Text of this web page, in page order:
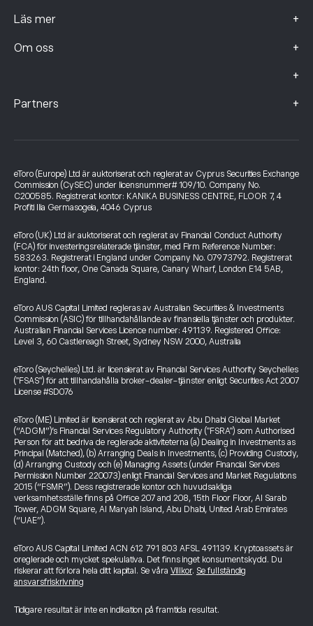
Läs mer +
Om oss +
+
Partners +
eToro (Europe) Ltd är auktoriserat och reglerat av Cyprus Securities Exchange
Commission (CySEC) under licensnummer# 109/10. Company No.
C200585. Registrerat kontor: KANIKA BUSINESS CENTRE, FLOOR 7, 4
Profiti Ilia Germasogeia, 4046 Cyprus
eToro (UK) Ltd är auktoriserat och reglerat av Financial Conduct Authority
(FCA) för investeringsrelaterade tjänster, med Firm Reference Number:
583263. Registrerat i England under Company No. 07973792. Registrerat
kontor: 24th floor, One Canada Square, Canary Wharf, London E14 5AB,
England.
eToro AUS Capital Limited regleras av Australian Securities & Investments
Commission (ASIC) för tillhandahållande av finansiella tjänster och produkter.
Australian Financial Services Licence number: 491139. Registered Office:
Level 3, 60 Castlereagh Street, Sydney NSW 2000, Australia
eToro (Seychelles) Ltd. är licensierat av Financial Services Authority Seychelles
("FSAS") för att tillhandahålla broker-dealer-tjänster enligt Securities Act 2007
License #SD076
eToro (ME) Limited är licensierat och reglerat av Abu Dhabi Global Market
(“ADGM”)’s Financial Services Regulatory Authority ("FSRA") som Authorised
Person för att bedriva de reglerade aktiviteterna (a) Dealing in Investments as
Principal (Matched), (b) Arranging Deals in Investments, (c) Providing Custody,
(d) Arranging Custody och (e) Managing Assets (under Financial Services
Permission Number 220073) enligt Financial Services and Market Regulations
2015 (“FSMR”). Dess registrerade kontor och huvudsakliga
verksamhetsställe finns på Office 207 and 208, 15th Floor Floor, Al Sarab
Tower, ADGM Square, Al Maryah Island, Abu Dhabi, United Arab Emirates
(“UAE”).
eToro AUS Capital Limited ACN 612 791 803 AFSL 491139. Kryptoassets är
oreglerade och mycket spekulativa. Det finns inget konsumentskydd. Du
riskerar att förlora hela ditt kapital. Se våra Villkor. Se fullständig
ansvarsfriskrivning
Tidigare resultat är inte en indikation på framtida resultat.